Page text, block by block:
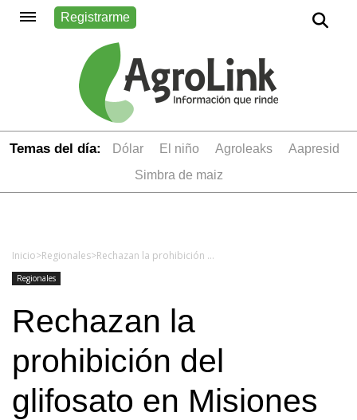
Registrarme
Temas del día: dólar el niño Agroleaks
aapresid
simbra de maiz
Inicio>Regionales> Rechazan la prohibición del glifosato en Misiones
Regionales
Rechazan la
prohibición del
glifosato en Misiones